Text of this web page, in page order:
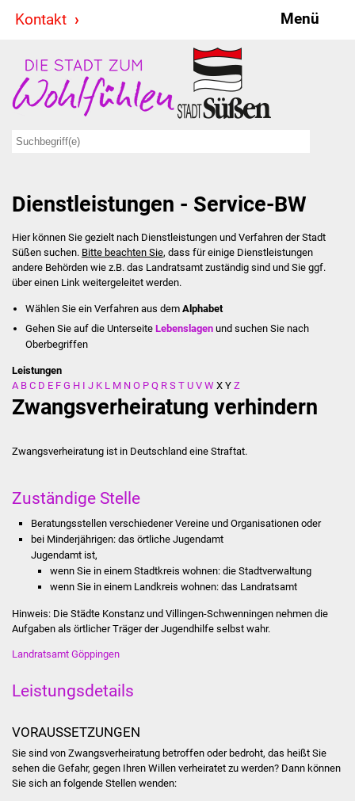
Kontakt Menü
Stadt & Politik
Bürgermeister
Ausschüsse
Ratsinformationssystem
Jugendbeirat
Summerrockfestival
Stadtverwaltung
Kontakt
Veröffentlichungen
Ortsrecht
Jubiläumsjahr 2021
Dienstleistungen - Service-BW
Hier können Sie gezielt nach Dienstleistungen und Verfahren der Stadt
Süßen suchen. Bitte beachten Sie, dass für einige Dienstleistungen
andere Behörden wie z.B. das Landratsamt zuständig sind und Sie ggf.
über einen Link weitergeleitet werden.
Wählen Sie ein Verfahren aus dem Alphabet
Gehen Sie auf die UnterseiteLebenslagen und suchen Sie nach
Oberbegriffen
Leistungen
A B C D E F G H I J K L M N O P Q R S T U V W X Y Z
Zwangsverheiratung verhindern
Zwangsverheiratung ist in Deutschland eine Straftat.
Zuständige Stelle
Beratungsstellen verschiedener Vereine und Organisationen oder
bei Minderjährigen: das örtliche Jugendamt
Jugendamt ist,
wenn Sie in einem Stadtkreis wohnen: die Stadtverwaltung
wenn Sie in einem Landkreis wohnen: das Landratsamt
Hinweis: Die Städte Konstanz und Villingen-Schwenningen nehmen die
Aufgaben als örtlicher Träger der Jugendhilfe selbst wahr.
Landratsamt Göppingen
Leistungsdetails
VORAUSSETZUNGEN
Sie sind von Zwangsverheiratung betroffen oder bedroht, das heißt Sie
sehen die Gefahr, gegen Ihren Willen verheiratet zu werden? Dann können
Sie sich an folgende Stellen wenden: